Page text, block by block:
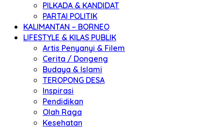
PILKADA & KANDIDAT
PARTAI POLITIK
KALIMANTAN – BORNEO
LIFESTYLE & KILAS PUBLIK
Artis Penyanyi & Filem
Cerita / Dongeng
Budaya & Islami
TEROPONG DESA
Inspirasi
Pendidikan
Olah Raga
Kesehatan